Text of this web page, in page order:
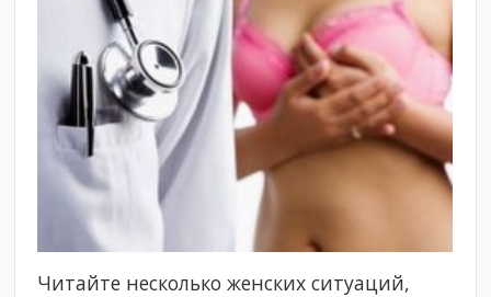
Читайте несколько женских ситуаций,